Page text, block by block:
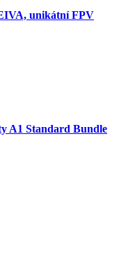
unikátní FPV
A1 Standard Bundle